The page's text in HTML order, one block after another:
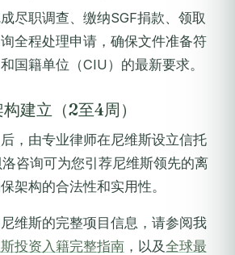
尽职调查、缴纳SGF捐款、领取
全程处理申请，确保文件准备符
国籍单位（CIU）的最新要求。
建立（2至4周）
，由专业律师在尼维斯设立信托
咨询可为您引荐尼维斯领先的离
架构的合法性和实用性。
维斯的完整项目信息，请参阅我
投资入籍完整指南 ，以及全球最